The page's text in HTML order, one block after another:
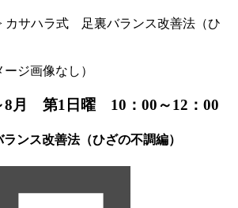
カサハラ式 足裏バランス改善法（ひ
8月 第1日曜 10：00～12：00
ンス改善法（ひざの不調編）